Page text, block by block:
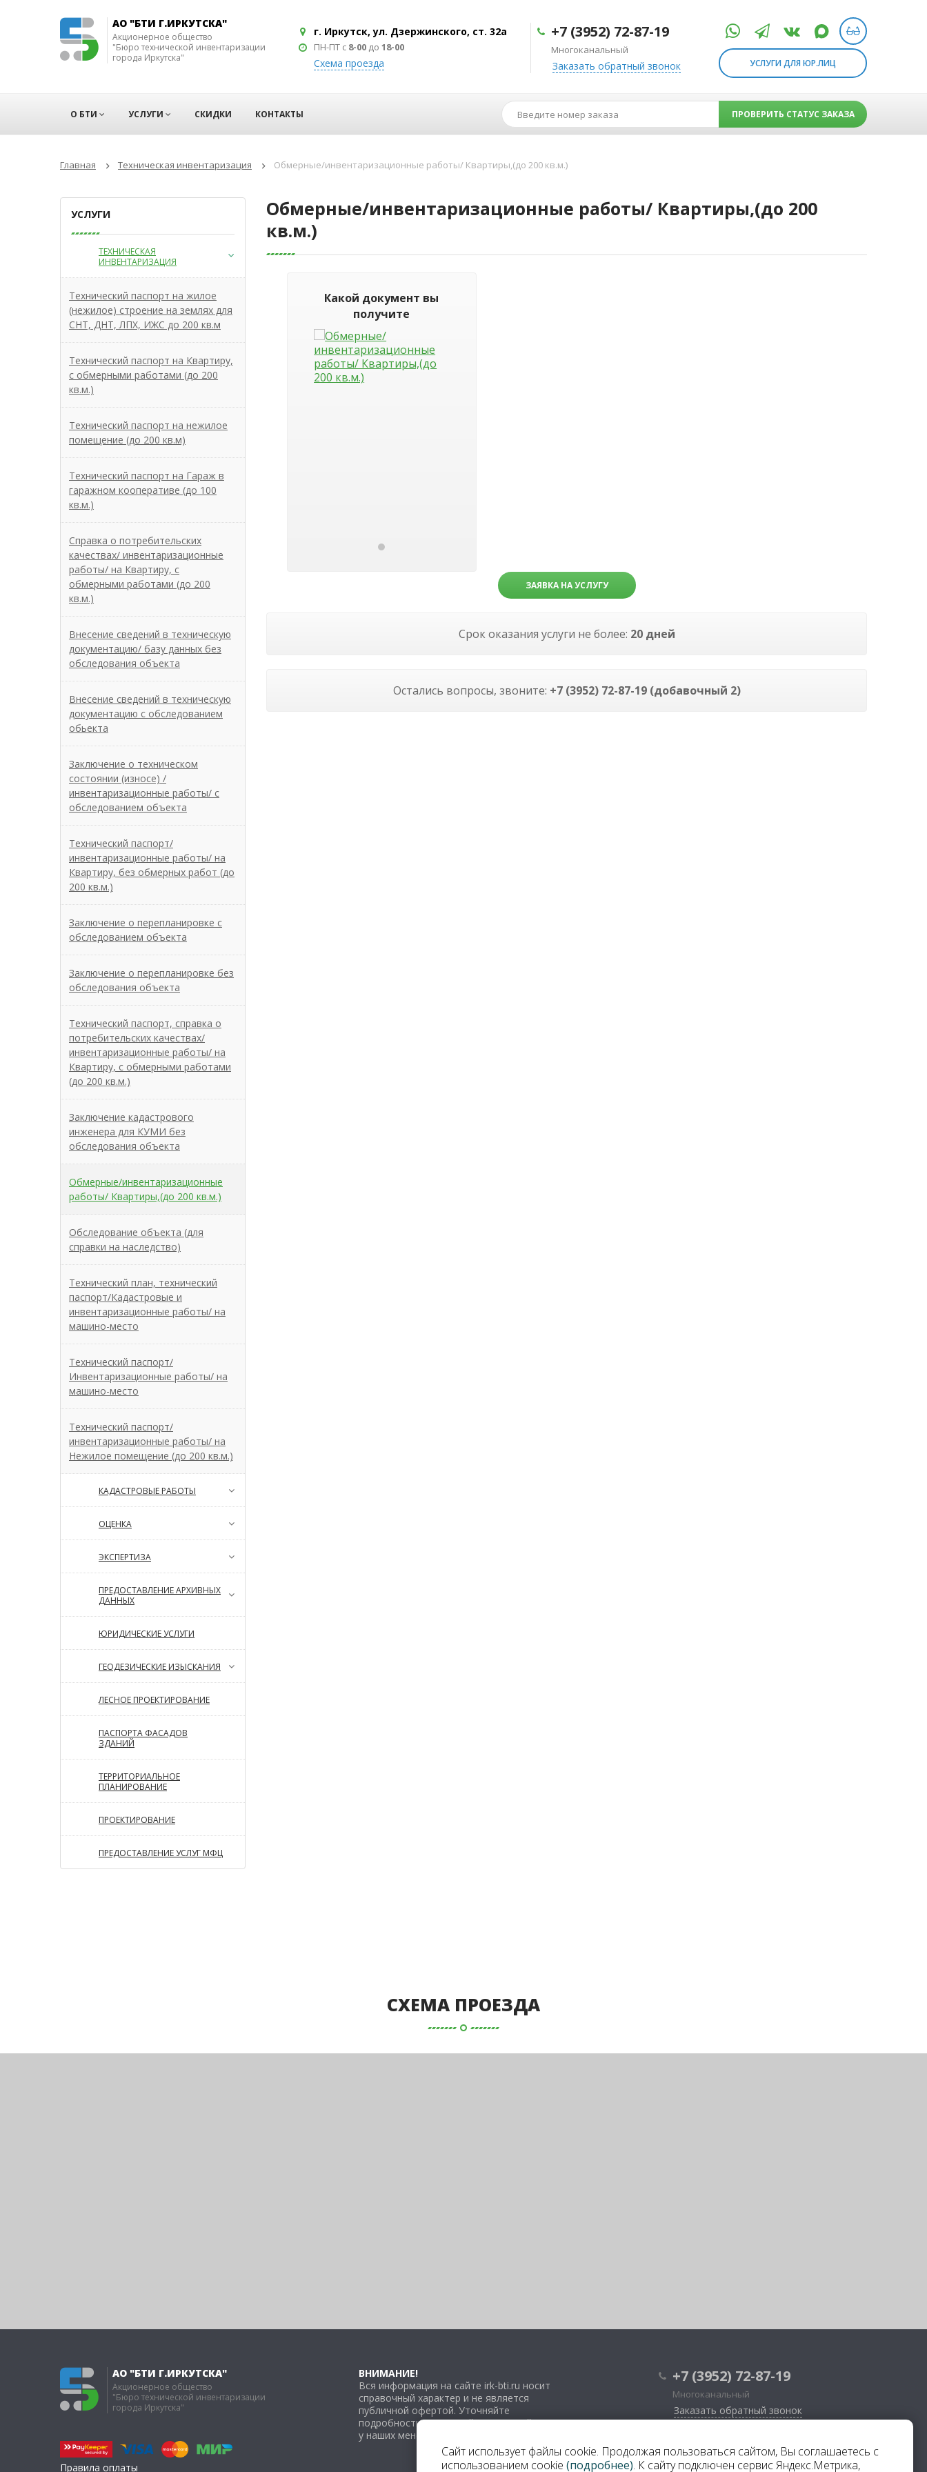
АО "БТИ Г.ИРКУТСКА"
Акционерное общество
"Бюро технической инвентаризации
города Иркутска"
г. Иркутск, ул. Дзержинского, ст. 32а
ПН-ПТ с 8-00 до 18-00
Схема проезда
+7 (3952) 72-87-19
Многоканальный
Заказать обратный звонок УСЛУГИ ДЛЯ ЮР.ЛИЦ
О БТИ УСЛУГИ СКИДКИ КОНТАКТЫ ПРОВЕРИТЬ СТАТУС ЗАКАЗА
Главная Техническая инвентаризация Обмерные/инвентаризационные работы/ Квартиры,(до 200 кв.м.)
УСЛУГИ
ТЕХНИЧЕСКАЯ
ИНВЕНТАРИЗАЦИЯ
Технический паспорт на жилое
(нежилое) строение на землях для
СНТ, ДНТ, ЛПХ, ИЖС до 200 кв.м
Технический паспорт на Квартиру,
с обмерными работами (до 200
кв.м.)
Технический паспорт на нежилое
помещение (до 200 кв.м)
Технический паспорт на Гараж в
гаражном кооперативе (до 100
кв.м.)
Справка о потребительских
качествах/ инвентаризационные
работы/ на Квартиру, с
обмерными работами (до 200
кв.м.)
Внесение сведений в техническую
документацию/ базу данных без
обследования объекта
Внесение сведений в техническую
документацию с обследованием
обьекта
Заключение о техническом
состоянии (износе) /
инвентаризационные работы/ с
обследованием объекта
Технический паспорт/
инвентаризационные работы/ на
Квартиру, без обмерных работ (до
200 кв.м.)
Заключение о перепланировке с
обследованием объекта
Заключение о перепланировке без
обследования объекта
Технический паспорт, справка о
потребительских качествах/
инвентаризационные работы/ на
Квартиру, с обмерными работами
(до 200 кв.м.)
Заключение кадастрового
инженера для КУМИ без
обследования объекта
Обмерные/инвентаризационные
работы/ Квартиры,(до 200 кв.м.)
Обследование объекта (для
справки на наследство)
Технический план, технический
паспорт/Кадастровые и
инвентаризационные работы/ на
машино-место
Технический паспорт/
Инвентаризационные работы/ на
машино-место
Технический паспорт/
инвентаризационные работы/ на
Нежилое помещение (до 200 кв.м.)
КАДАСТРОВЫЕ РАБОТЫ
ОЦЕНКА
ЭКСПЕРТИЗА
ПРЕДОСТАВЛЕНИЕ АРХИВНЫХ
ДАННЫХ
ЮРИДИЧЕСКИЕ УСЛУГИ
ГЕОДЕЗИЧЕСКИЕ ИЗЫСКАНИЯ
ЛЕСНОЕ ПРОЕКТИРОВАНИЕ
ПАСПОРТА ФАСАДОВ
ЗДАНИЙ
ТЕРРИТОРИАЛЬНОЕ
ПЛАНИРОВАНИЕ
ПРОЕКТИРОВАНИЕ
ПРЕДОСТАВЛЕНИЕ УСЛУГ МФЦ
Обмерные/инвентаризационные работы/ Квартиры,(до 200
кв.м.)
Какой документ вы
получите
ЗАЯВКА НА УСЛУГУ
Срок оказания услуги не более: 20 дней
Остались вопросы, звоните: +7 (3952) 72-87-19 (добавочный 2)
СХЕМА ПРОЕЗДА
АО "БТИ Г.ИРКУТСКА"
Акционерное общество
"Бюро технической инвентаризации
города Иркутска"
Правила оплаты
ВНИМАНИЕ!
Вся информация на сайте irk-bti.ru носит
справочный характер и не является
публичной офертой. Уточняйте
подробности по каждой конкретной услуге
у наших менеджеров.
+7 (3952) 72-87-19
Многоканальный
Заказать обратный звонок
г. Иркутск, ул. Дзержинского, ст. 32а
ПН-ПТ с8-00до18-00
Сайт использует файлы cookie. Продолжая пользоваться сайтом, Вы соглашаетесь с
использованием cookie (подробнее). К сайту подключен сервис Яндекс.Метрика,